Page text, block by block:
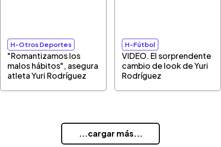
H-Otros Deportes
"Romantizamos los
malos hábitos", asegura
atleta Yuri Rodríguez
H-Fútbol
VIDEO. El sorprendente
cambio de look de Yuri
Rodríguez
...cargar más...